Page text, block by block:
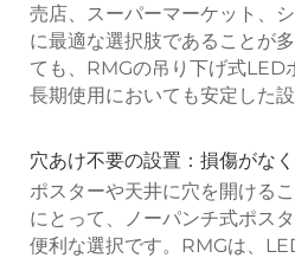
売店、スーパーマーケット、
に最適な選択肢であることが
ても、RMGの吊り下げ式LED
長期使用においても安定した
穴あけ不要の設置：損傷がな
ポスターや天井に穴を開ける
にとって、ノーパンチ式ポス
便利な選択です。RMGは、